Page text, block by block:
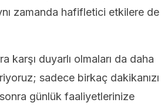
zamanda hafifletici etkilere de
karşı duyarlı olmaları da daha
sadece birkaç dakikanızı
günlük faaliyetlerinize